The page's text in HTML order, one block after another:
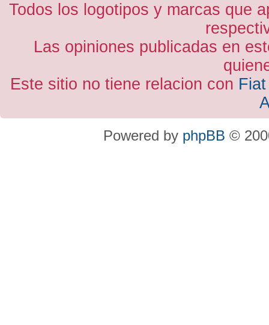
Todos los logotipos y marcas que
Las opiniones publicadas en
Este sitio no tiene relacion con
Powered by phpBB ©